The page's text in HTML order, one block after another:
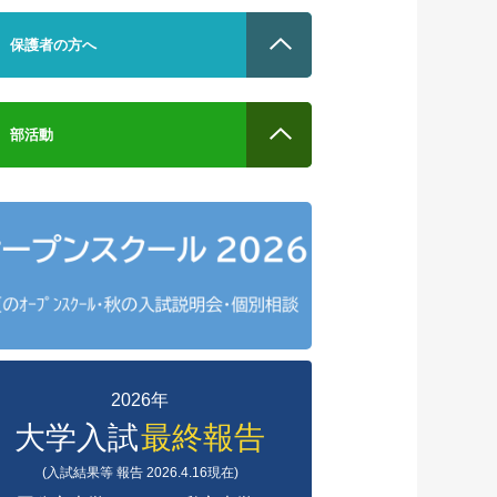
保護者の方へ
部活動
2026年
大学入試最終報告
(入試結果等 報告 2026.4.16現在)